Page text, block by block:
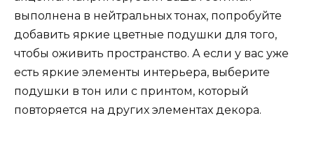
выполнена в нейтральных тонах, попробуйте
добавить яркие цветные подушки для того,
чтобы оживить пространство. А если у вас уже
есть яркие элементы интерьера, выберите
подушки в тон или с принтом, который
повторяется на других элементах декора.